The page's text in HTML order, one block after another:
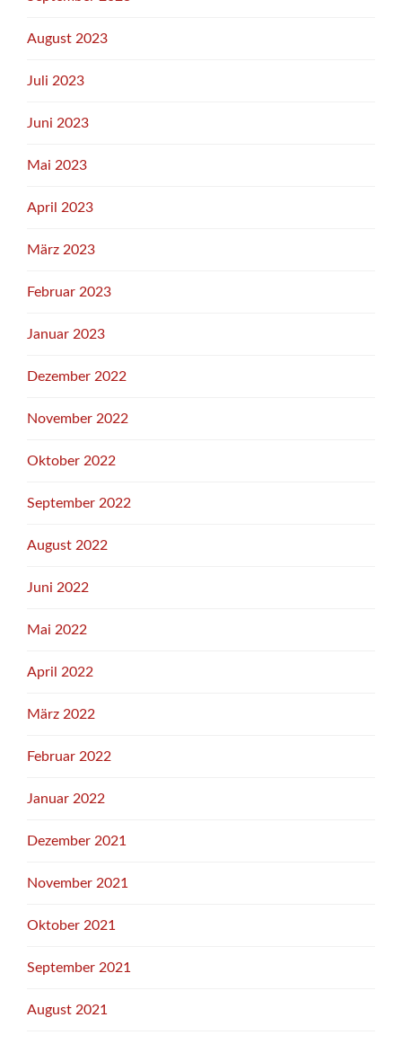
August 2023
Juli 2023
Juni 2023
Mai 2023
April 2023
März 2023
Februar 2023
Januar 2023
Dezember 2022
November 2022
Oktober 2022
September 2022
August 2022
Juni 2022
Mai 2022
April 2022
März 2022
Februar 2022
Januar 2022
Dezember 2021
November 2021
Oktober 2021
September 2021
August 2021